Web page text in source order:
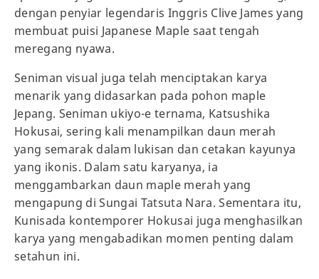
dengan penyiar legendaris Inggris Clive James yang
membuat puisi Japanese Maple saat tengah
meregang nyawa.
Seniman visual juga telah menciptakan karya
menarik yang didasarkan pada pohon maple
Jepang. Seniman ukiyo-e ternama, Katsushika
Hokusai, sering kali menampilkan daun merah
yang semarak dalam lukisan dan cetakan kayunya
yang ikonis. Dalam satu karyanya, ia
menggambarkan daun maple merah yang
mengapung di Sungai Tatsuta Nara. Sementara itu,
Kunisada kontemporer Hokusai juga menghasilkan
karya yang mengabadikan momen penting dalam
setahun ini.